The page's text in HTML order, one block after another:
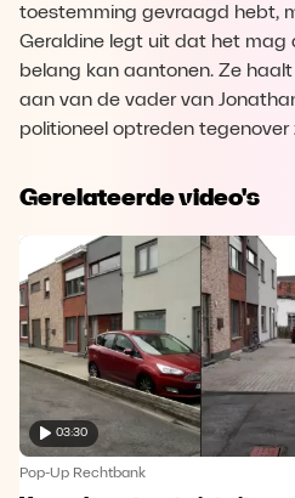
toestemming gevraagd hebt,
Geraldine legt uit dat het mag
belang kan aantonen. Ze
aan van de vader van
politioneel optreden tegenover
Gerelateerde video's
03:30
Pop-Up Rechtbank